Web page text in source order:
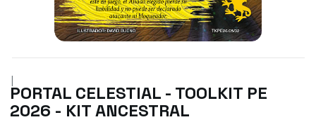
|
PORTAL CELESTIAL - TOOLKIT PE
2026 - KIT ANCESTRAL